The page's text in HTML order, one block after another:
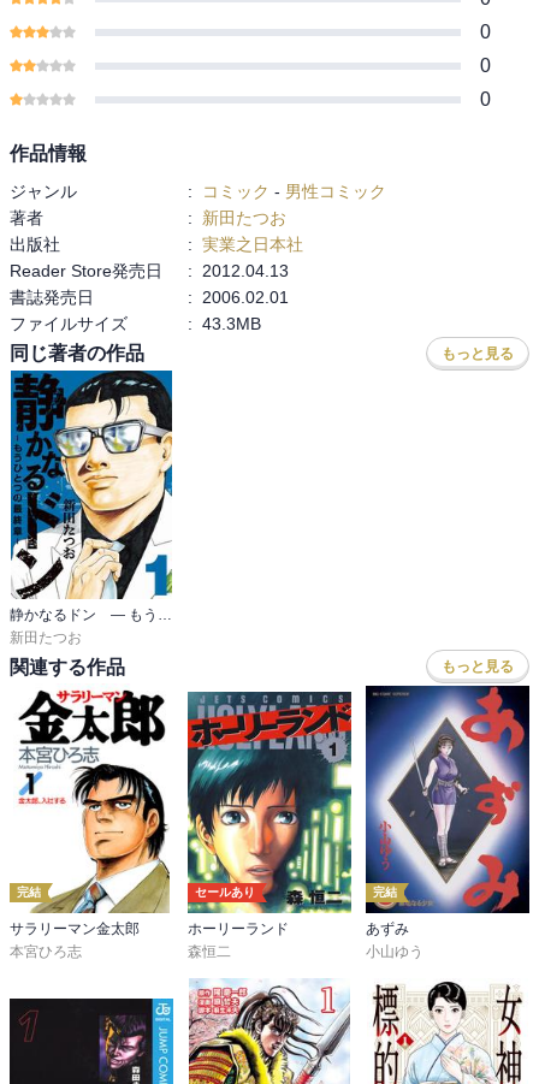
0
0
0
作品情報
ジャンル : コミック - 男性コミック
著者
:
新田たつお
出版社
: 実業之日本社
Reader Store発売日
:
2012.04.13
書誌発売日
:
2006.02.01
ファイルサイズ
: 43.3MB
同じ著者の作品 もっと見る
静かなるドン ― もうひとつの最終章 ―
新田たつお
関連する作品 もっと見る
完結
サラリーマン金太郎
本宮ひろ志
セールあり
ホーリーランド
森恒二
完結
あずみ
小山ゆう